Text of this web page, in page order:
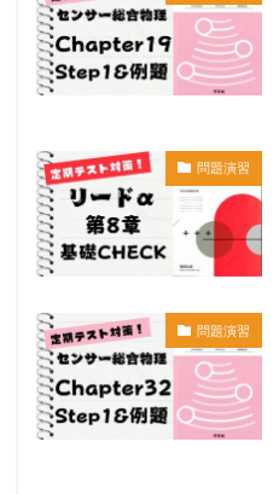
問題演習
問題演習